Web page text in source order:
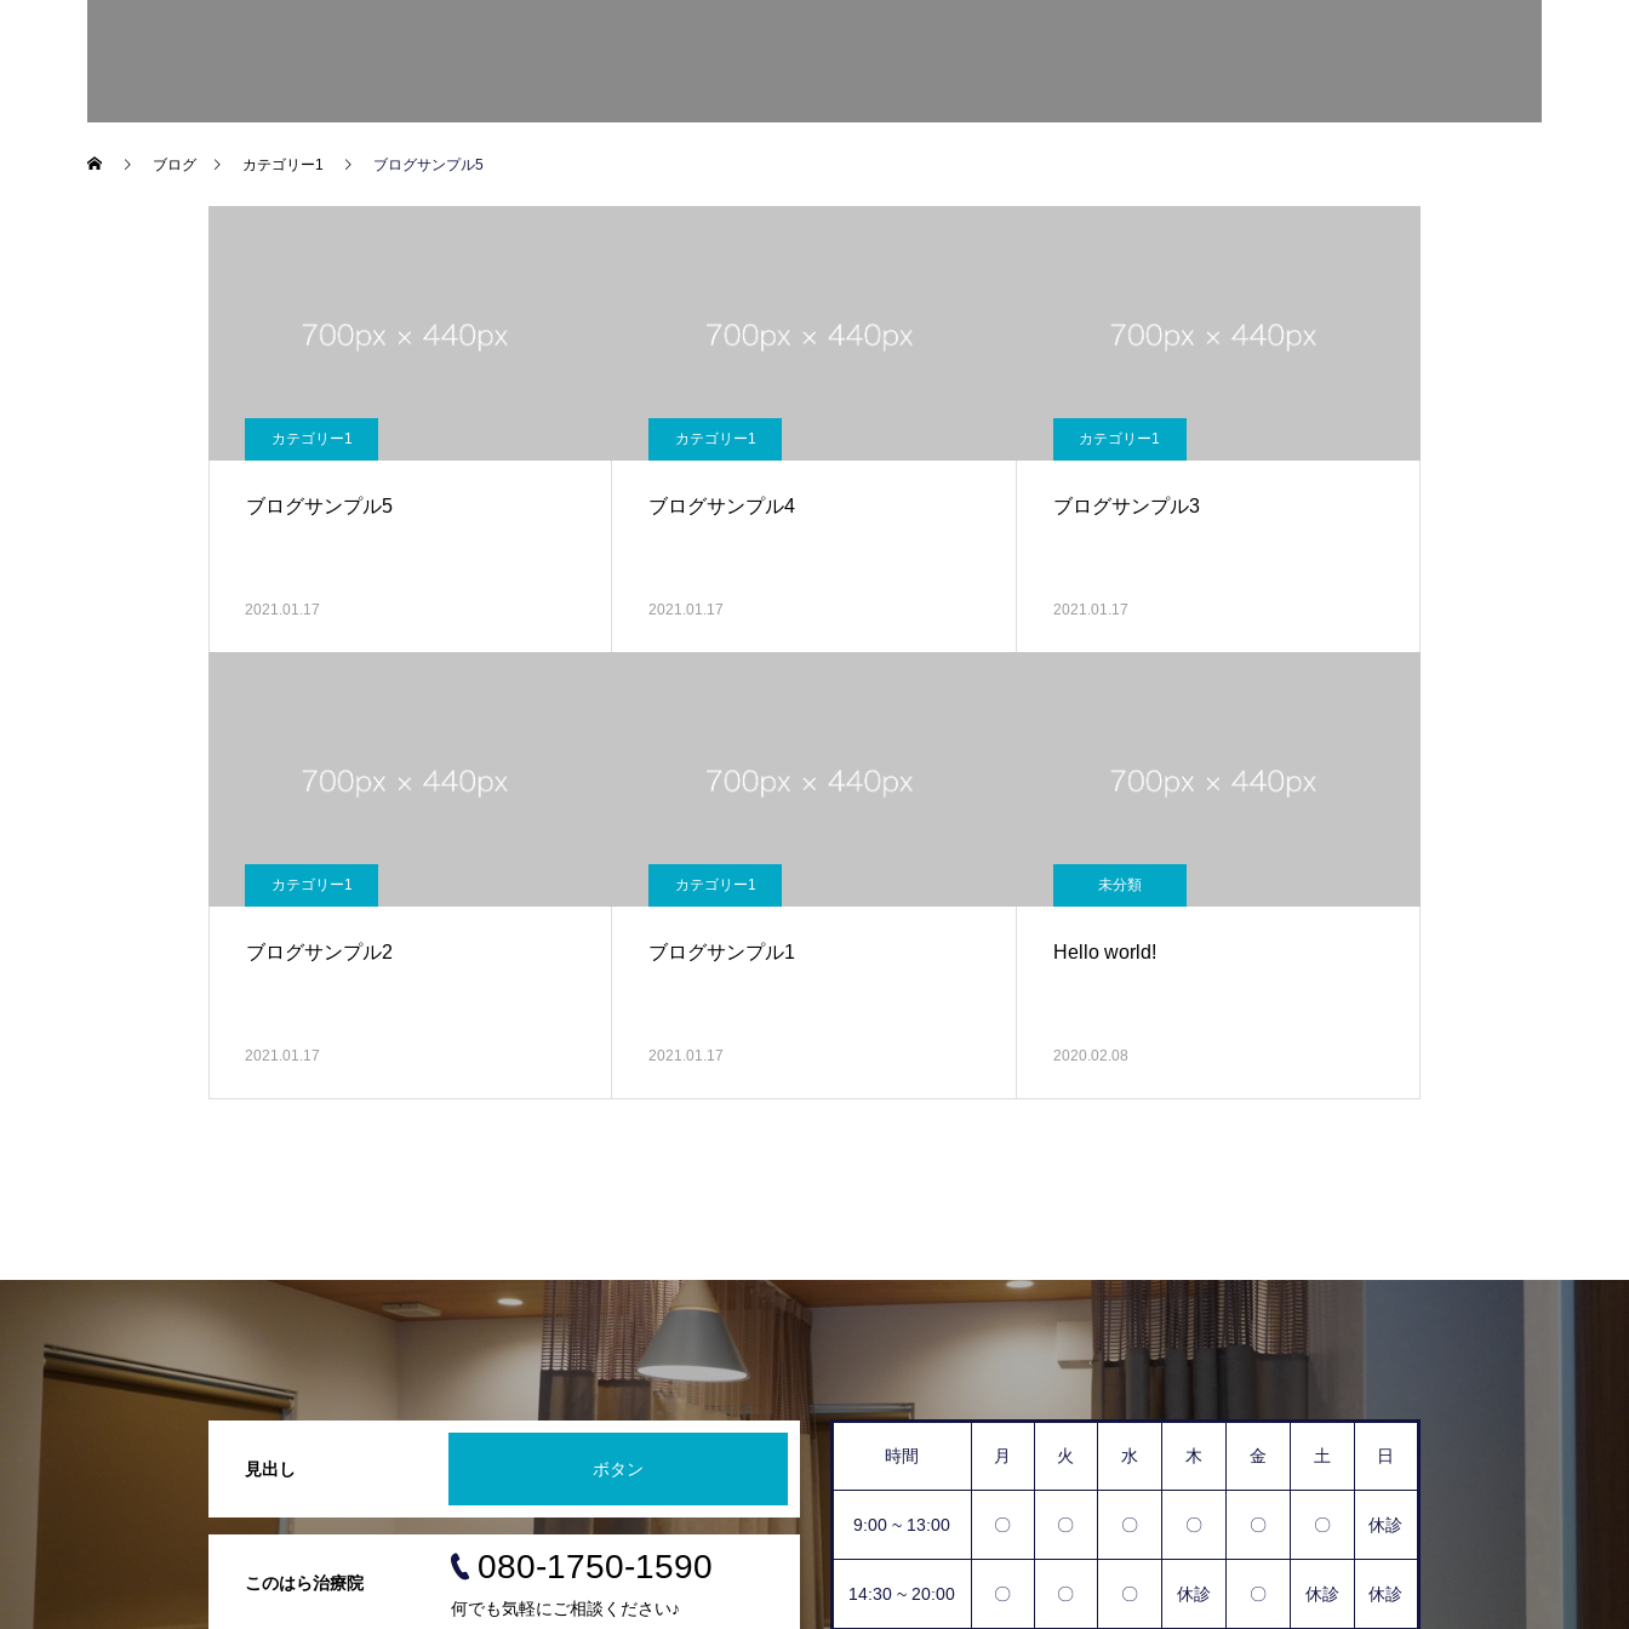
ブログ カテゴリー1 ブログサンプル5
カテゴリー1
ブログサンプル5
2021.01.17
カテゴリー1
ブログサンプル4
2021.01.17
カテゴリー1
ブログサンプル3
2021.01.17
カテゴリー1
ブログサンプル2
2021.01.17
カテゴリー1
ブログサンプル1
2021.01.17
未分類
Hello world!
2020.02.08
見出し ボタン
このはら治療院 080-1750-1590
何でも気軽にご相談ください♪
時間 月 火 水 木 金 土 日
9:00 ~ 13:00 〇 〇 〇 〇 〇 〇 休診
14:30 ~ 20:00 〇 〇 〇 休診 〇 休診 休診